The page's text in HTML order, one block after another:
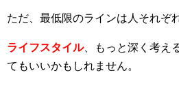
ただ、最低限のラインは人それぞ
ライフスタイル、もっと深く考え
てもいいかもしれません。